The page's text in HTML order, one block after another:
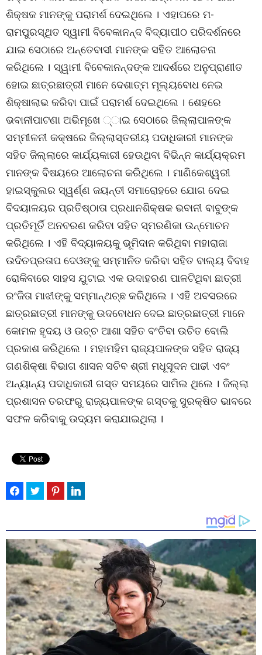
ଶିକ୍ଷକ ମାନଙ୍କୁ ପରାମର୍ଶ ଦେଇଥିଲେ । ଏହାପରେ ମ-
ରାମପୁରସ୍ଥିତ ସ୍ୱାମୀ ବିବେକାନନ୍ଦ ବିଦ୍ୟାପୀଠ ପରିଦର୍ଶନରେ
ଯାଇ ସେଠାରେ ଅନ୍ତେବାସୀ ମାନଙ୍କ ସହିତ ଆଲୋଚନା
କରିଥିଲେ । ସ୍ୱାମୀ ବିବେକାନନ୍ଦଙ୍କ ଆଦର୍ଶରେ ଅନୁପ୍ରାଣୀତ
ହୋଇ ଛାତ୍ରଛାତ୍ରୀ ମାନେ ଦେଶାତ୍ମ ମୂଲ୍ୟବୋଧ ନେଇ
ଶିକ୍ଷାଲାଭ କରିବା ପାଇଁ ପରାମର୍ଶ ଦେଇଥିଲେ । ଶେହରେ
ଭବାନୀପାଟଣା ଅଭିମୂଖେ ୍ାଇ ସେଠାରେ ଜିଲ୍ଲାପାଳଙ୍କ
ସମ୍ମୀଳନୀ କକ୍ଷରେ ଜିଲ୍ଲାସ୍ତରୀୟ ପଦାଧିକାରୀ ମାନଙ୍କ
ସହିତ ଜିଲ୍ଲାରେ କାର୍ଯ୍ୟକାରୀ ହେଉଥିବା ବିଭିନ୍ନ କାର୍ଯ୍ୟକ୍ରମ
ମାନଙ୍କ ବିଷୟରେ ଆଲୋଚନା କରିଥିଲେ । ମାଣିକେଶ୍ୱରୀ
ହାଇସ୍କୁଲର ସ୍ୱର୍ଣ୍ଣ ଜୟନ୍ତୀ ସମାରୋହରେ ଯୋଗ ଦେଇ
ବିଦୟାଳୟର ପ୍ରତିଷ୍ଠାତା ପ୍ରଧାନଶିକ୍ଷକ ଭବାନୀ ବାବୁଙ୍କ
ପ୍ରତିମୂର୍ତି ଅନବରଣ କରିବା ସହିତ ସ୍ମରଣିକା ଉନ୍ମୋଚନ
କରିଥିଲେ । ଏହି ବିଦ୍ୟାଳୟକୁ ଭୂମିଦାନ କରିଥିବା ମହାରାଜା
ଉଦିତପ୍ରତାପ ଦେଓଙ୍କୁ ସମ୍ମାନିତ କରିବା ସହିତ ବାଲ୍ୟ ବିବାହ
ରୋକିବାରେ ସାହସ ଯୁଟାଇ ଏକ ଉଦାହରଣ ପାଳଟିଥିବା ଛାତ୍ରୀ
ରଂଜିତା ମାଝୀଙ୍କୁ ସମ୍ମାନ୍ଥଚ୍ଛ କରିଥିଲେ । ଏହି ଅବସରରେ
ଛାତ୍ରଛାତ୍ରୀ ମାନଙ୍କୁ ଉଦବୋଧନ ଦେଇ ଛାତ୍ରଛାତ୍ରୀ ମାନେ
କୋମଳ ହୃଦୟ ଓ ଉଚ୍ଚ ଆଶା ସହିତ ବଂଚିବା ଉଚିତ ବୋଲି
ପ୍ରକାଶ କରିଥିଲେ । ମହାମହିମ ରାଜ୍ୟପାଳଙ୍କ ସହିତ ରାଜ୍ୟ
ଗଣଶିକ୍ଷା ବିଭାଗ ଶାସନ ସଚିବ ଶ୍ରୀ ମଧୂସୂଦନ ପାଢୀ ଏବଂ
ଅନ୍ୟାନ୍ୟ ପଦାଧିକାରୀ ଗସ୍ତ ସମୟରେ ସାମିଲ ଥିଲେ । ଜିଲ୍ଲା
ପ୍ରଶାସନ ତରଫରୁ ରାଜ୍ୟପାଳଙ୍କ ଗସ୍ତକୁ ସୁରକ୍ଷିତ ଭାବରେ
ସଫଳ କରିବାକୁ ଉଦ୍ୟମ କରାଯାଇଥିଲା ।